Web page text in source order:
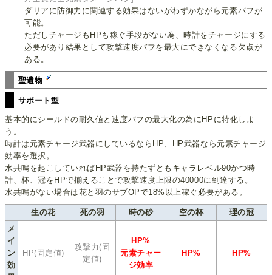
ダリアに防御力に関連する効果はないがわずかながら元素バフが
可能。
ただしチャージもHPも稼ぐ手段がない為、時計をチャージにする
必要があり結果として攻撃速度バフを最大にできなくなる欠点が
ある。
聖遺物
サポート型
基本的にシールドの耐久値と速度バフの最大化の為にHPに特化しよ
う。
時計は元素チャージ武器にしているならHP、HP武器なら元素チャージ
効率を選択。
水共鳴を起こしていればHP武器を持たずともキャラレベル90かつ時
計、杯、冠をHPで揃えることで攻撃速度上限の40000に到達する。
水共鳴がない場合は花と羽のサブOPで18%以上稼ぐ必要がある。
生の花 死の羽 時の砂 空の杯
理の冠
メ
イ
ン
効
HP(固定値)
攻撃力(固
定値)
HP%
元素チャー
ジ効率
HP% HP%